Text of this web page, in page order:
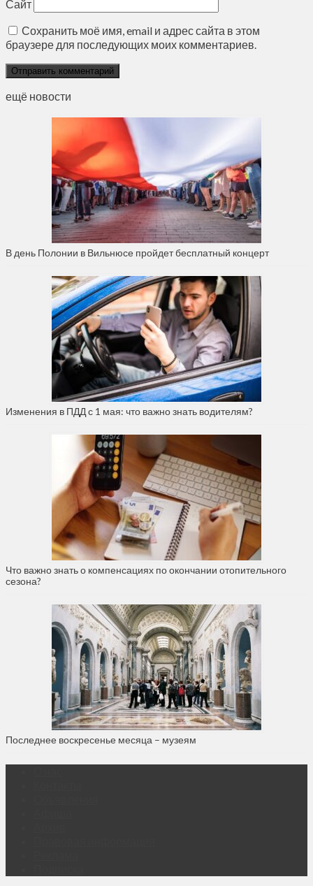
Сайт
Сохранить моё имя, email и адрес сайта в этом
браузере для последующих моих комментариев.
ещё новости
В день Полонии в Вильнюсе пройдет бесплатный концерт
Изменения в ПДД с 1 мая: что важно знать водителям?
Что важно знать о компенсациях по окончании отопительного
сезона?
Последнее воскресенье месяца – музеям